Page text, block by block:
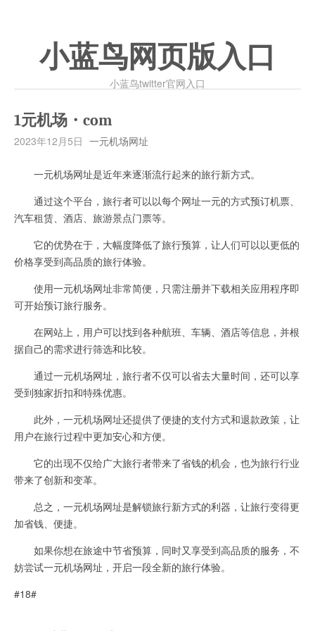
小蓝鸟网页版入口
小蓝鸟twitter官网入口
1元机场・com
2023年12月5日 一元机场网址
一元机场网址是近年来逐渐流行起来的旅行新方式。
通过这个平台，旅行者可以以每个网址一元的方式预订机票、
汽车租赁、酒店、旅游景点门票等。
它的优势在于，大幅度降低了旅行预算，让人们可以以更低的
价格享受到高品质的旅行体验。
使用一元机场网址非常简便，只需注册并下载相关应用程序即
可开始预订旅行服务。
在网站上，用户可以找到各种航班、车辆、酒店等信息，并根
据自己的需求进行筛选和比较。
通过一元机场网址，旅行者不仅可以省去大量时间，还可以享
受到独家折扣和特殊优惠。
此外，一元机场网址还提供了便捷的支付方式和退款政策，让
用户在旅行过程中更加安心和方便。
它的出现不仅给广大旅行者带来了省钱的机会，也为旅行行业
带来了创新和变革。
总之，一元机场网址是解锁旅行新方式的利器，让旅行变得更
加省钱、便捷。
如果你想在旅途中节省预算，同时又享受到高品质的服务，不
妨尝试一元机场网址，开启一段全新的旅行体验。
#18#